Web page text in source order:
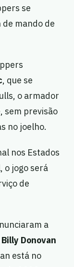
se
mando de
, que se
o armador
sem previsão
no joelho.
nos Estados
o jogo será
de
a
Billy Donovan
está no